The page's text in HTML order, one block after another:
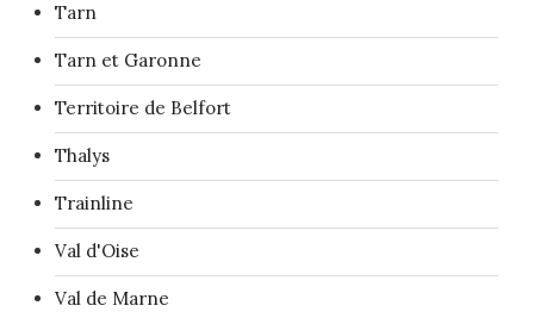
Tarn
Tarn et Garonne
Territoire de Belfort
Thalys
Trainline
Val d'Oise
Val de Marne